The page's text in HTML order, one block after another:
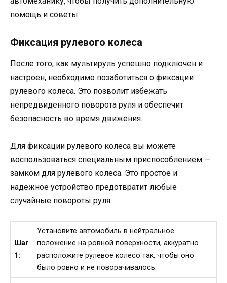
помощь и советы.
Фиксация рулевого колеса
После того, как мультируль успешно подключен и
настроен, необходимо позаботиться о фиксации
рулевого колеса. Это позволит избежать
непредвиденного поворота руля и обеспечит
безопасность во время движения.
Для фиксации рулевого колеса вы можете
воспользоваться специальным приспособлением —
замком для рулевого колеса. Это простое и
надежное устройство предотвратит любые
случайные повороты руля.
Шаг
1:
Установите автомобиль в нейтральное
положение на ровной поверхности, аккуратно
расположите рулевое колесо так, чтобы оно
было ровно и не поворачивалось.